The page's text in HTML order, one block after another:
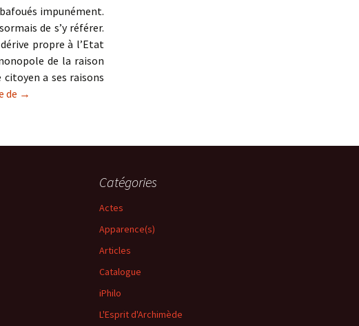
impunément.
de s’y référer.
propre à l’Etat
de la raison
a ses raisons
de Le dépérissement de la raison d’état
→
Catégories
Actes
Apparence(s)
Articles
Catalogue
iPhilo
L'Esprit d'Archimède